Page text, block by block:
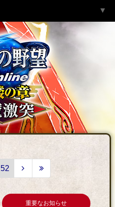
▼
▼
52
重要なお知らせ